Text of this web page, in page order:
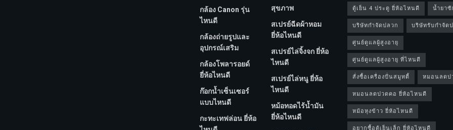
กล้อง Canon รุ่น
ไหนดี
กล้องถ่ายรูปและ
อุปกรณ์เสริม
กล้องโพลารอยด์
ยี่ห้อไหนดี
ก๊อกน้ำเซ็นเซอร์
แบบไหนดี
กะทะเทฟล่อน ยี่ห้อ
สุขภาพ
สเปรย์ฉีดผ้าหอม
ยี่ห้อไหนดี
สเปรย์ไล่จิ้งจก ยี่ห้อ
ไหนดี
สเปรย์ไล่หนู ยี่ห้อ
ไหนดี
หม้อทอดไร้น้ำมัน
ยี่ห้อไหนดี
ตู้เย็น 4 ประตู ยี่ห้อไหนดี
น้ำยาซั
บริษัทกำจัดปลวก
บริษัทรับกำจัด
ศูนย์ดูแลผู้สูงอายุ
ศูนย์ดูแลผู้สูงอายุ ที่ไหนดี
สั่งซื้อเครื่องปั่นสมูทตี้
หมอนลดป
หมอนลดปวดคอ ยี่ห้อไหนดี
หม้อหุงข้าว ยี่ห้อไหนดี